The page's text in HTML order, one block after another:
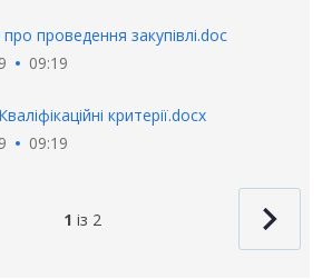
проведення закупівлі.doc
09:19
критерії.docx
09:19
1 із 2